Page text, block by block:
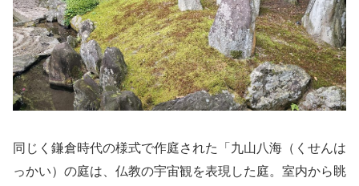
同じく鎌倉時代の様式で作庭された「九山八海（くせんは
っかい）の庭は、仏教の宇宙観を表現した庭。室内から眺